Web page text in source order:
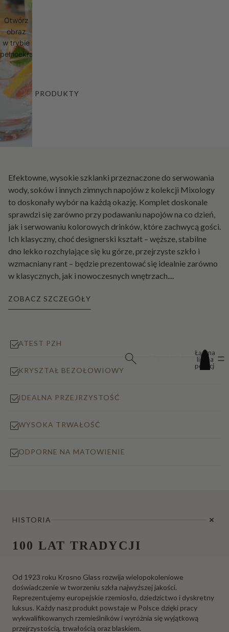
PRODUKTY
Łączna
liczba
pozycji
w
Otwórz
obraz
w trybie
pełnoekranowym
Efektowne, wysokie szklanki przeznaczone do serwowania
wody, soków i innych zimnych napojów z kolekcji Mixology
to doskonały wybór na każdą okazję. Komplet doskonale
sprawdzi się zarówno przy podawaniu napojów na co dzień,
jak i serwowaniu kolorowych drinków, które zachwycą gości.
Ich klasyczny, choć designerski kształt – węższe, stabilne
dno lekko rozchylające się ku górze, przejrzyste szkło i
wzmacniany rant – będzie prezentować się idealnie zarówno
w klasycznych, jak i nowoczesnych wnętrzach....
ZOBACZ SZCZEGÓŁY
ATEST PZH
KRYSZTAŁ BEZOŁOWIOWY
IDEALNA PRZEJRZYSTOŚĆ
WYSOKA TRWAŁOŚĆ
ODPORNE NA MATOWIENIE
HISTORIA
100 LAT TRADYCJI
Od 1923 roku Krosno Glass rozwija wielopokoleniowe
doświadczenie w tworzeniu szkła najwyższej jakości.
Reprezentujemy europejskie rzemiosło, dziedzictwo i dyskretny
luksus. Każdy nasz produkt powstaje w Polsce dzięki pracy
wykwalifikowanych rzemieślników i wyróżnia się wyjątkową
przejrzystością, trwałością oraz blaskiem.